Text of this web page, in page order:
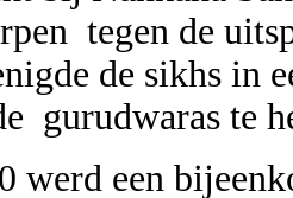
tegen de
de sikhs in
gurudwaras te
werd een